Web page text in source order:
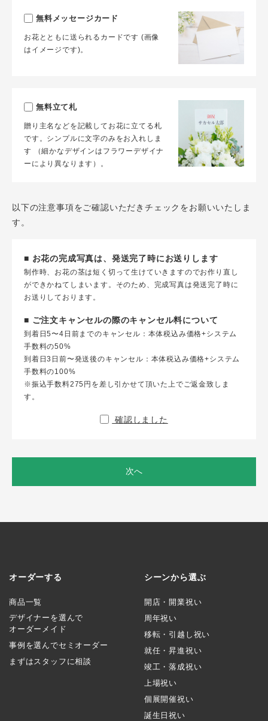
無料メッセージカード
お花とともに送られるカードです (画像
はイメージです)。
無料立て札
贈り主名などを記載してお花に立てる札
です。シンプルに文字のみをお入れしま
す （細かなデザインはフラワーデザイナ
ーにより異なります）。
以下の注意事項をご確認いただきチェックをお願いいたしま
す。
■ お花の完成写真は、発送完了時にお送りします
制作時、お花の茎は短く切って生けていきますのでお作り直し
ができかねてしまいます。そのため、完成写真は発送完了時に
お送りしております。
■ ご注文キャンセルの際のキャンセル料について
到着日5〜4日前までのキャンセル：本体税込み価格+システム
手数料の50%
到着日3日前〜発送後のキャンセル：本体税込み価格+システム
手数料の100%
※振込手数料275円を差し引かせて頂いた上でご返金致しま
す。
確認しました
次へ
オーダーする
商品一覧
デザイナーを選んで
オーダーメイド
事例を選んでセミオーダー
まずはスタッフに相談
シーンから選ぶ
開店・開業祝い
周年祝い
移転・引越し祝い
就任・昇進祝い
竣工・落成祝い
上場祝い
個展開催祝い
誕生日祝い